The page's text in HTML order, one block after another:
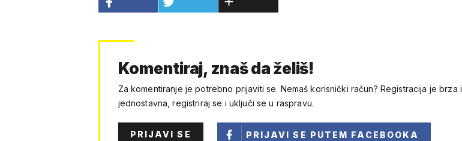
Komentiraj, znaš da želiš!
Za komentiranje je potrebno prijaviti se. Nemaš korisnički račun? Registracija je brza i
jednostavna, registriraj se i uključi se u raspravu.
PRIJAVI SE PRIJAVI SE PUTEM FACEBOOKA